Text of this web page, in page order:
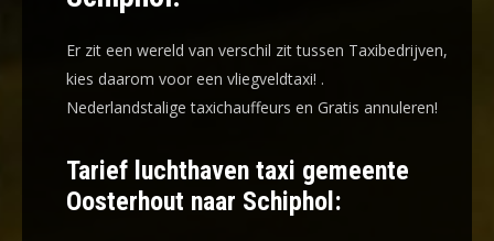
Er zit een wereld van verschil zit tussen Taxibedrijven,
kies daarom voor een vliegveldtaxi! .
Nederlandstalige taxichauffeurs en Gratis annuleren!
Tarief luchthaven taxi gemeente
Oosterhout naar Schiphol: